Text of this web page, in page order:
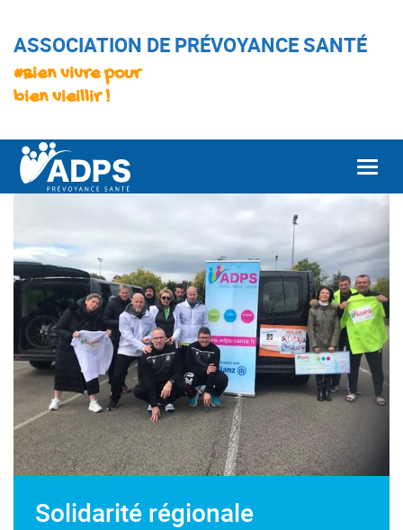
ASSOCIATION DE PRÉVOYANCE SANTÉ
#Bien vivre pour
bien vieillir !
Solidarité régionale